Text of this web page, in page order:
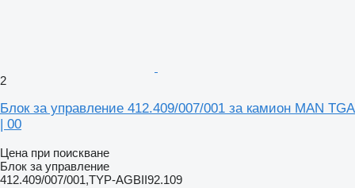
2
Блок за управление 412.409/007/001 за камион MAN TGA
| 00
Цена при поискване
Блок за управление
412.409/007/001,TYP-AGBII92.109